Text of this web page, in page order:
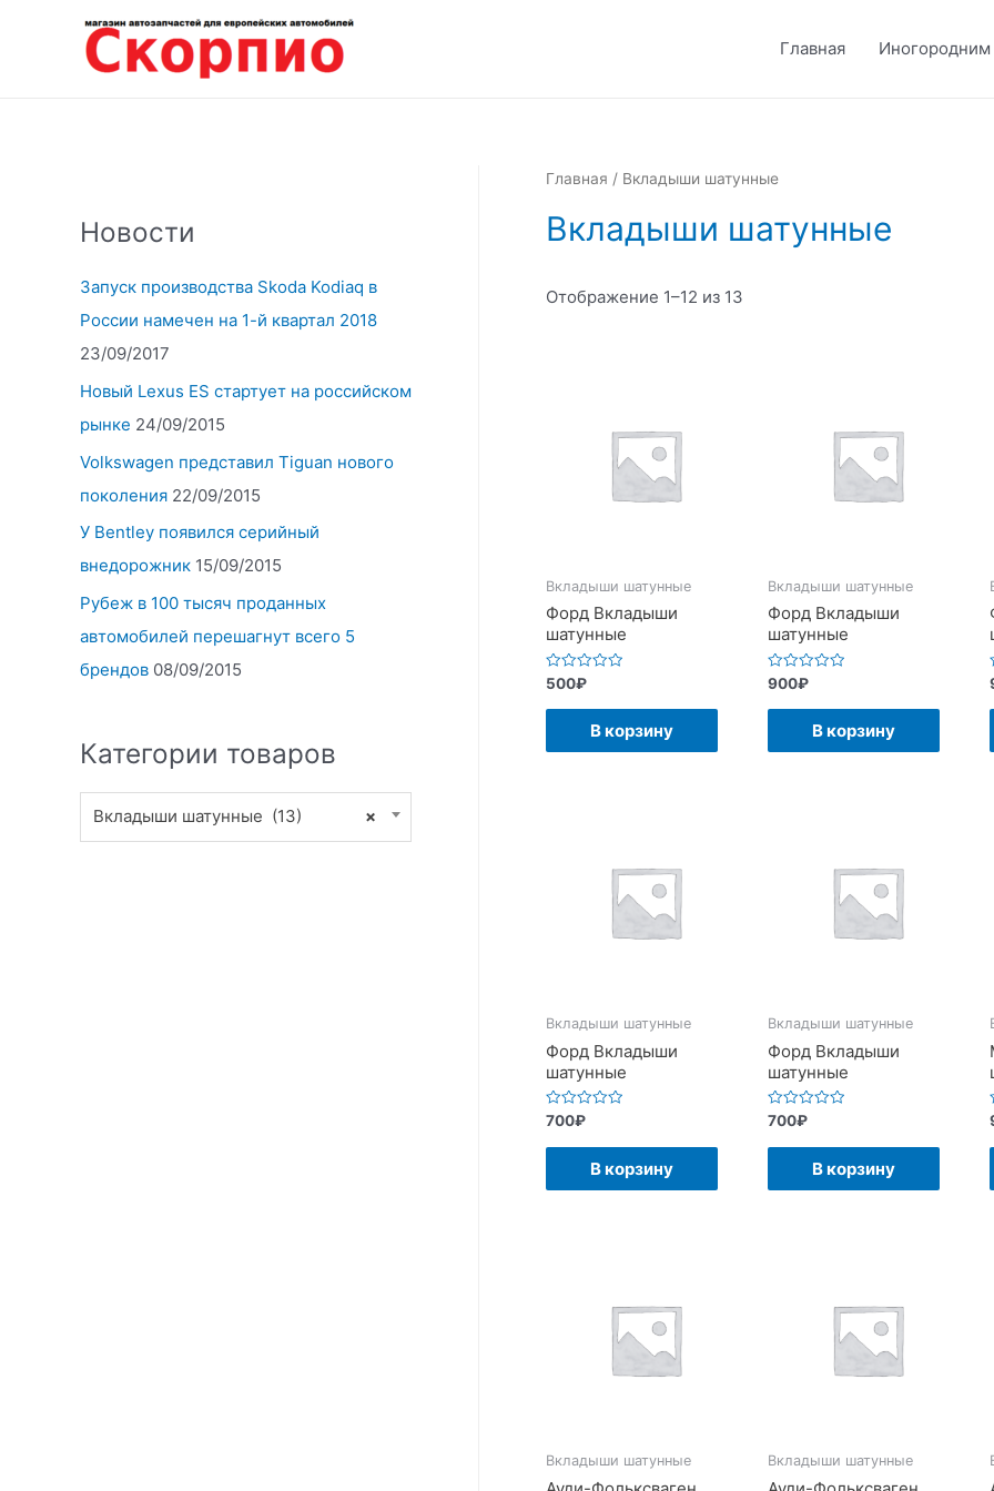
содержимому
Главная Иногородним
Новости
Запуск производства Skoda Kodiaq в
России намечен на 1-й квартал 2018
23/09/2017
Новый Lexus ES стартует на российском
рынке 24/09/2015
Volkswagen представил Tiguan нового
поколения 22/09/2015
У Bentley появился серийный
внедорожник 15/09/2015
Рубеж в 100 тысяч проданных
автомобилей перешагнут всего 5
брендов 08/09/2015
Категории товаров
×
Вкладыши шатунные (13)
Главная / Вкладыши шатунные
Вкладыши шатунные
Отображение 1–12 из 13
Вкладыши шатунные
Форд Вкладыши
шатунные
Оценка
из
500₽
В корзину
Вкладыши шатунные
Форд Вкладыши
шатунные
Оценка
из
900₽
В корзину
Вкладыши шатунные
Форд Вкладыши
шатунные
Оценка
из
700₽
В корзину
Вкладыши шатунные
Форд Вкладыши
шатунные
Оценка
из
700₽
В корзину
Вкладыши шатунные Вкладыши шатунные